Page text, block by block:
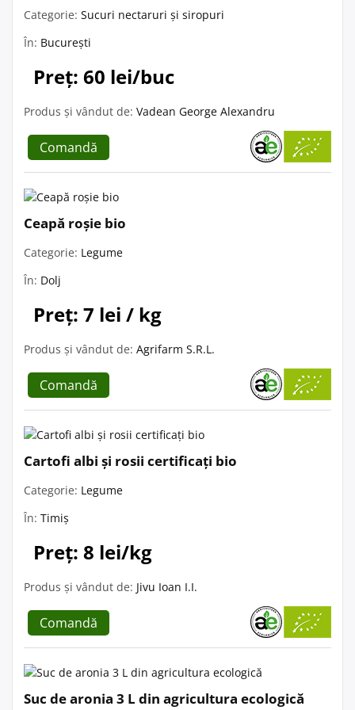
Categorie: Sucuri nectaruri și siropuri
În: București
Preț: 60 lei/buc
Produs și vândut de: Vadean George Alexandru
Comandă
Ceapă roșie bio
Categorie: Legume
În: Dolj
Preț: 7 lei / kg
Produs și vândut de: Agrifarm S.R.L.
Comandă
Cartofi albi și rosii certificați bio
Categorie: Legume
În: Timiș
Preț: 8 lei/kg
Produs și vândut de: Jivu Ioan I.I.
Comandă
Suc de aronia 3 L din agricultura ecologică